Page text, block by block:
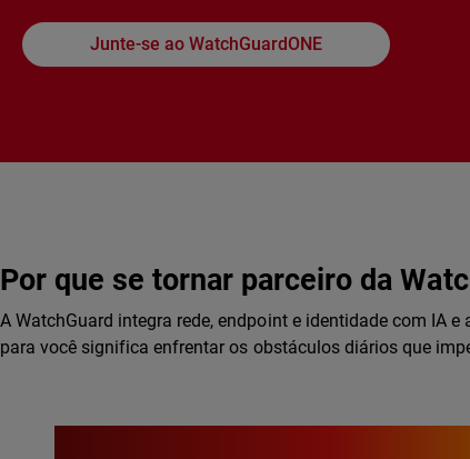
Junte-se ao WatchGuardONE
Por que se tornar parceiro da
A WatchGuard integra rede, endpoint e identidade com IA
para você significa enfrentar os obstáculos diários que